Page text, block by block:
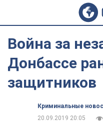
Война за
Донбассе
защитников
Криминальные
20.09.2019 20:05